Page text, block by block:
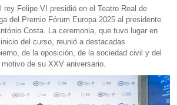
rey Felipe VI presidió en el Teatro Real de
del Premio Fórum Europa 2025 al presidente
Costa. La ceremonia, que tuvo lugar en
del curso, reunió a destacadas
de la oposición, de la sociedad civil y del
de su XXV aniversario.